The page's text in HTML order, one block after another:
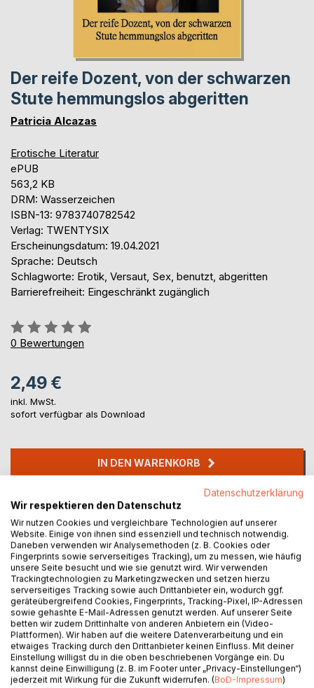
Der reife Dozent, von der schwarzen
Stute hemmungslos abgeritten
Patricia Alcazas
Erotische Literatur
ePUB
563,2 KB
DRM: Wasserzeichen
ISBN-13: 9783740782542
Verlag: TWENTYSIX
Erscheinungsdatum: 19.04.2021
Sprache: Deutsch
Schlagworte: Erotik, Versaut, Sex, benutzt, abgeritten
Barrierefreiheit: Eingeschränkt zugänglich
Bewertung::
0%
0 Bewertungen
2,49 €
inkl. MwSt.
sofort verfügbar als Download
IN DEN WARENKORB
Auf die Merkliste
Titel bewerten
BESCHREIBUNG
Dr. Torben Fuchs hat die Schnauze gestrichen voll von
unbezahlten Überstunden, aber noch mehr von
Datenschutzerklärung
Wir respektieren den Datenschutz
Wir nutzen Cookies und vergleichbare Technologien auf unserer
Website. Einige von ihnen sind essenziell und technisch notwendig.
Daneben verwenden wir Analysemethoden (z. B. Cookies oder
Fingerprints sowie serverseitiges Tracking), um zu messen, wie häufig
unsere Seite besucht und wie sie genutzt wird. Wir verwenden
Trackingtechnologien zu Marketingzwecken und setzen hierzu
serverseitiges Tracking sowie auch Drittanbieter ein, wodurch ggf.
geräteübergreifend Cookies, Fingerprints, Tracking-Pixel, IP-Adressen
sowie gehashte E-Mail-Adressen genutzt werden. Auf unserer Seite
betten wir zudem Drittinhalte von anderen Anbietern ein (Video-
Plattformen). Wir haben auf die weitere Datenverarbeitung und ein
etwaiges Tracking durch den Drittanbieter keinen Einfluss. Mit deiner
Einstellung willigst du in die oben beschriebenen Vorgänge ein. Du
kannst deine Einwilligung (z. B. im Footer unter „Privacy-Einstellungen“)
jederzeit mit Wirkung für die Zukunft widerrufen. (BoD-Impressum)